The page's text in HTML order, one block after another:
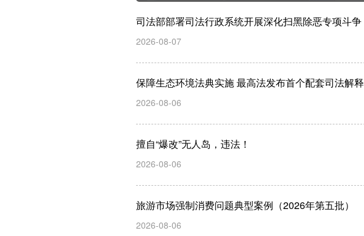
司法部部署司法行政系统开展深化扫黑除恶专项斗争
2026-08-07
保障生态环境法典实施 最高法发布首个配套司法解释
2026-08-06
擅自“爆改”无人岛，违法！
2026-08-06
旅游市场强制消费问题典型案例（2026年第五批）
2026-08-06